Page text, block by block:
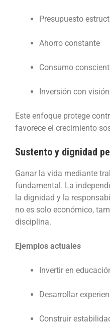
Presupuesto
Ahorro constante
Consumo
Inversión con
Este enfoque protege
favorece el crecimiento
Sustento y dignidad
Ganar la vida mediante
fundamental. La
la dignidad y la
no es solo económico,
disciplina.
Ejemplos actuales
Invertir en
Desarrollar
Construir